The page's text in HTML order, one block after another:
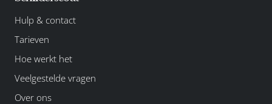
Hulp & contact
Tarieven
Hoe werkt het
Veelgestelde vragen
Over ons